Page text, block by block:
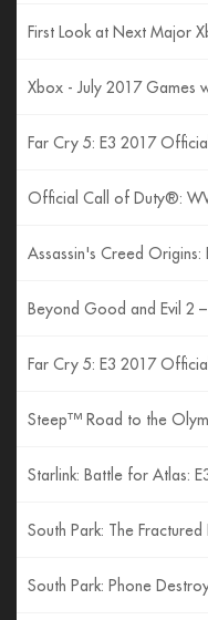
First Look at Next Major
Xbox - July 2017 Games
Far Cry 5: E3 2017
Steep™ Road to the